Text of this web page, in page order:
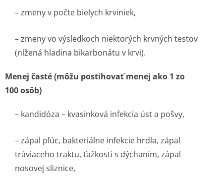
– zmeny v počte bielych krviniek,
– zmeny vo výsledkoch niektorých krvných testov
(nížená hladina bikarbonátu v krvi).
Menej časté (môžu postihovať menej ako 1 zo
100 osôb)
– kandidóza – kvasinková infekcia úst a pošvy,
– zápal pľúc, bakteriálne infekcie hrdla, zápal
tráviaceho traktu, ťažkosti s dýchaním, zápal
nosovej sliznice,